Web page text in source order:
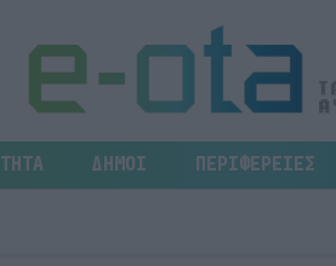
ΔΗΜΟΙ ΠΕΡΙΦΕΡΕΙΕΣ